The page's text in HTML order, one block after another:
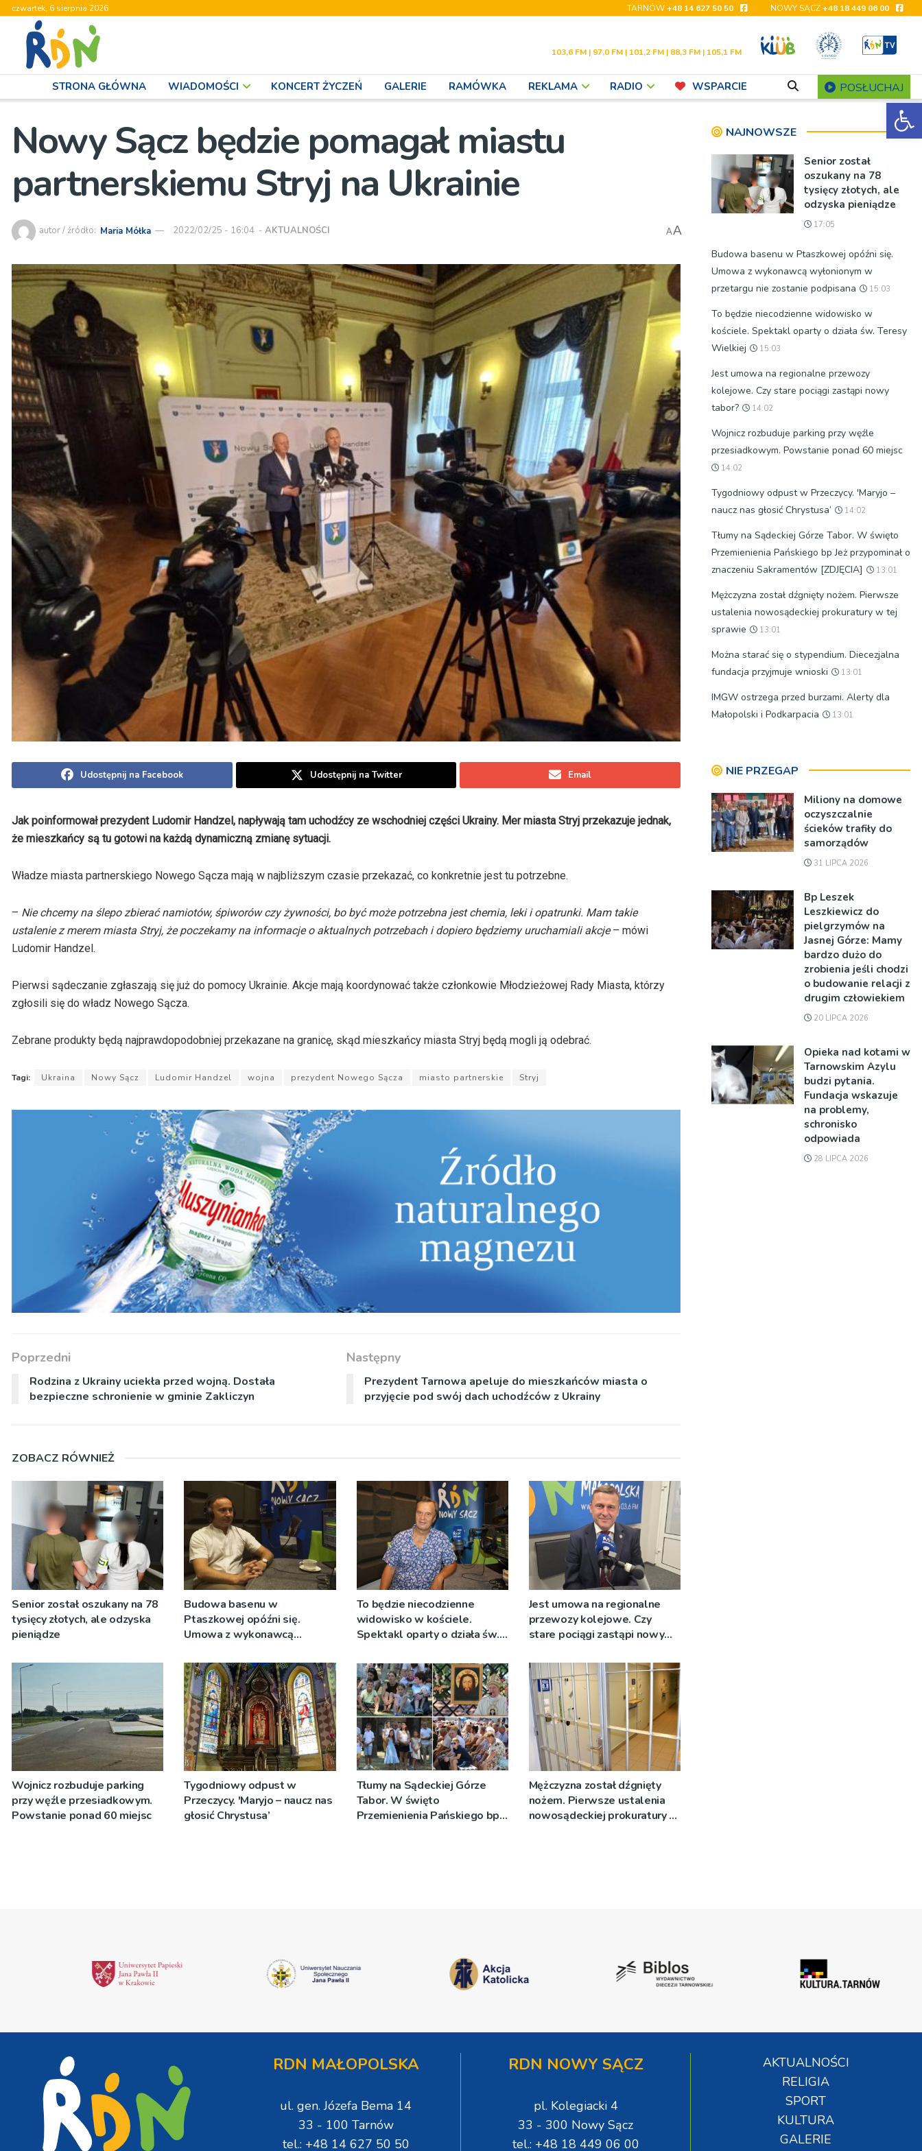
czwartek, 6 sierpnia 2026 TARNÓW+48 14 627 50 50 NOWY SĄCZ+48 18 449 06 00
103,6 FM | 97,0 FM | 101,2 FM | 88,3 FM | 105,1 FM
STRONA GŁÓWNA WIADOMOŚCI KONCERT ŻYCZEŃ GALERIE RAMÓWKA REKLAMA RADIO WSPARCIE POSŁUCHAJ
Nowy Sącz będzie pomagał miastu
partnerskiemu Stryj na Ukrainie
autor / źródło: Maria Mółka 2022/02/25 - 16:04 - AKTUALNOŚCI AA
Udostępnij na Facebook Udostępnij na Twitter Email
Jak poinformował prezydent Ludomir Handzel , napływają tam uchodźcy ze wschodniej części Ukrainy. Mer miasta Stryj przekazuje jednak,
że mieszkańcy są tu gotowi na każdą dynamiczną zmianę sytuacji.
Władze miasta partnerskiego Nowego Sącza mają w najbliższym czasie przekazać, co konkretnie jest tu potrzebne.
– Nie chcemy na ślepo zbierać namiotów, śpiworów czy żywności, bo być może potrzebna jest chemia, leki i opatrunki. Mam takie
ustalenie z merem miasta Stryj, że poczekamy na informacje o aktualnych potrzebach i dopiero będziemy uruchamialiakcje– mówi
Ludomir Handzel .
Pierwsi sądeczanie zgłaszają się już do pomocy Ukrainie. Akcje mają koordynować także członkowie Młodzieżowej Rady Miasta, którzy
zgłosili się do władz Nowego Sącza.
Zebrane produkty będą najprawdopodobniej przekazane na granicę, skąd mieszkańcy miasta Stryj będą mogli ją odebrać.
Tagi: Ukraina Nowy Sącz Ludomir Handzel wojna prezydent Nowego Sącza miasto partnerskie Stryj
Poprzedni
Rodzina z Ukrainy uciekła przed wojną. Dostała
bezpieczne schronienie w gminie Zakliczyn
Następny
Prezydent Tarnowa apeluje do mieszkańców miasta o
przyjęcie pod swój dach uchodźców z Ukrainy
ZOBACZ RÓWNIEŻ
Senior został oszukany na 78
tysięcy złotych, ale odzyska
pieniądze
Budowa basenu w
Ptaszkowej opóźni się.
Umowa z wykonawcą
zostanie podpisana
To będzie niecodzienne
widowisko w kościele.
Spektakl oparty o działa św.
Jest umowa na regionalne
przewozy kolejowe. Czy
stare pociągi zastąpi nowy
Wojnicz rozbuduje parking
przy węźle przesiadkowym.
Powstanie ponad 60 miejsc
Tygodniowy odpust w
Przeczycy. 'Maryjo – naucz nas
głosić Chrystusa’
Tłumy na Sądeckiej Górze
Tabor. W święto
Przemienienia Pańskiego bp
Mężczyzna został dźgnięty
nożem. Pierwsze ustalenia
nowosądeckiej prokuratury w
NAJNOWSZE
Senior został
oszukany na 78
tysięcy złotych, ale
odzyska pieniądze
17:05
Budowa basenu w Ptaszkowej opóźni się.
Umowa z wykonawcą wyłonionym w
przetargu nie zostanie podpisana
15:03
To będzie niecodzienne widowisko w
kościele. Spektakl oparty o działa św. Teresy
Wielkiej
15:03
Jest umowa na regionalne przewozy
kolejowe. Czy stare pociągi zastąpi nowy
tabor?
14:02
Wojnicz rozbuduje parking przy węźle
przesiadkowym. Powstanie ponad 60 miejsc
14:02
Tygodniowy odpust w Przeczycy. 'Maryjo –
naucz nas głosić Chrystusa’
14:02
Tłumy na Sądeckiej Górze Tabor. W święto
Przemienienia Pańskiego bp Jeż przypominał o
znaczeniu Sakramentów [ZDJĘCIA]
13:01
Mężczyzna został dźgnięty nożem. Pierwsze
ustalenia nowosądeckiej prokuratury w tej
sprawie
13:01
Można starać się o stypendium. Diecezjalna
fundacja przyjmuje wnioski
13:01
IMGW ostrzega przed burzami. Alerty dla
Małopolski i Podkarpacia
13:01
NIE PRZEGAP
Miliony na domowe
oczyszczalnie
ścieków trafiły do
samorządów
31 LIPCA 2026
Bp Leszek
Leszkiewicz do
pielgrzymów na
Jasnej Górze: Mamy
bardzo dużo do
zrobienia jeśli chodzi
o budowanie relacji z
drugim człowiekiem
20 LIPCA 2026
Opieka nad kotami w
Tarnowskim Azylu
budzi pytania.
Fundacja wskazuje
na problemy,
schronisko
odpowiada
28 LIPCA 2026
RDN MAŁOPOLSKA
ul. gen. Józefa Bema 14
33 - 100 Tarnów
tel.: +48 14 627 50 50
RDN NOWY SĄCZ
pl. Kolegiacki 4
33 - 300 Nowy Sącz
tel.: +48 18 449 06 00
AKTUALNOŚCI
RELIGIA
SPORT
KULTURA
GALERIE